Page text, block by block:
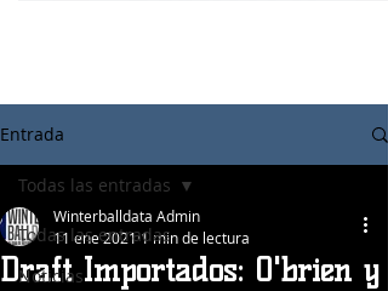
Entrada
Todas las entradas
Noticias
Todas las entradas
Draft Importados: O'brien y
Winterballdata Admin
11 ene 2021 1 min de lectura